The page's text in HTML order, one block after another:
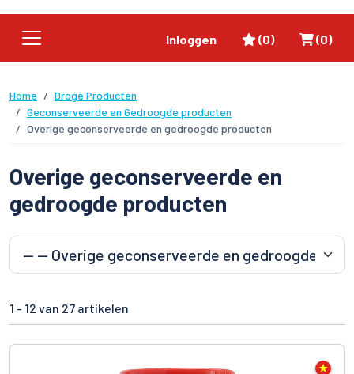
Inloggen Favorieten
(0) (0)
Home
Droge Producten
Geconserveerde en Gedroogde producten
Overige geconserveerde en gedroogde producten
Overige geconserveerde en
gedroogde producten
1 - 12 van 27 artikelen